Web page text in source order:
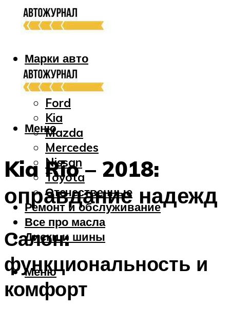
Марки авто
Audi
Bmw
Ford
Kia
Mazda
Mercedes
Nissan
Toyota
Отечественные
Ремонт и обслуживание
Все про масла
Диски и шины
Меню
Меню
Kia Rio – 2018:
оправдание надежд
Салон:
функциональность и
комфорт